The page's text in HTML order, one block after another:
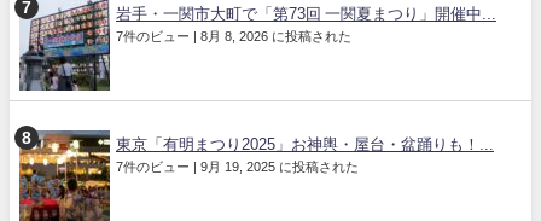
岩手・一関市大町で「第73回 一関夏まつり」開催中...
7件のビュー | 8月 8, 2026 に投稿された
東京「有明まつり2025」お神輿・屋台・盆踊りも！...
7件のビュー | 9月 19, 2025 に投稿された